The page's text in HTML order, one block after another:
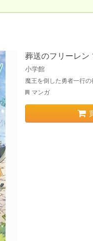
葬送のフリーレン
小学館
魔王を倒した勇者一行
マンガ